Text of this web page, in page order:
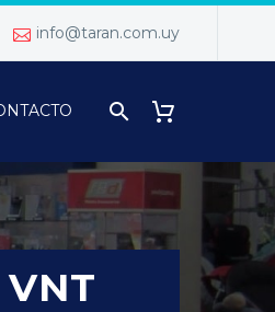
info@taran.com.uy